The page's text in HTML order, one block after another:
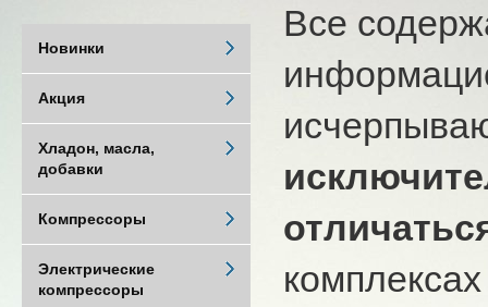
Все
Новинки
Акция
Хладон, масла,
добавки
Компрессоры
Электрические
компрессоры